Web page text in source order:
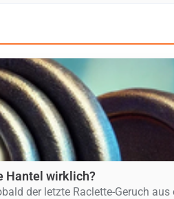
Hantel wirklich?
der letzte Raclette-Geruch